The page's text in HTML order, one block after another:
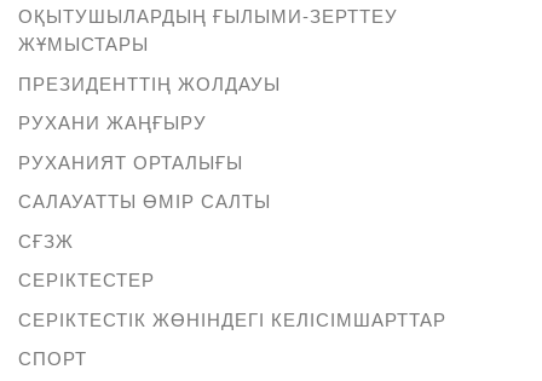
ОҚЫТУШЫЛАРДЫҢ ҒЫЛЫМИ-ЗЕРТТЕУ
ЖҰМЫСТАРЫ
ПРЕЗИДЕНТТІҢ ЖОЛДАУЫ
РУХАНИ ЖАҢҒЫРУ
РУХАНИЯТ ОРТАЛЫҒЫ
САЛАУАТТЫ ӨМІР САЛТЫ
СҒЗЖ
СЕРІКТЕСТЕР
СЕРІКТЕСТІК ЖӨНІНДЕГІ КЕЛІСІМШАРТТАР
СПОРТ